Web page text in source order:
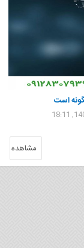
است
مشاهده